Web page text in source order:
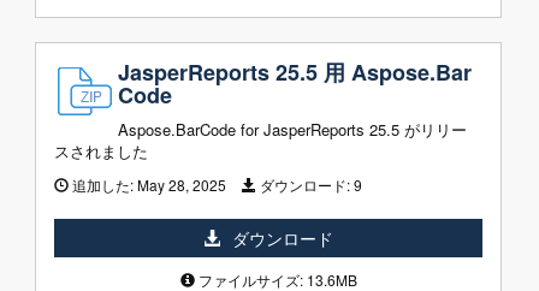
JasperReports 25.5 用 Aspose.Bar
Code
Aspose.BarCode for JasperReports 25.5 がリリー
スされました
追加した:May 28, 2025 ダウンロード:9
ダウンロード
ファイルサイズ: 13.6MB